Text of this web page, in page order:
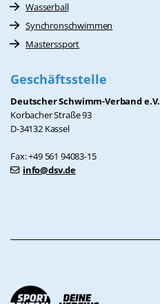
Wasserball
Synchronschwimmen
Masterssport
Geschäftsstelle
Deutscher Schwimm-Verband e.V.
Korbacher Straße 93
D-34132 Kassel
Fax: +49 561 94083-15
info@dsv.de